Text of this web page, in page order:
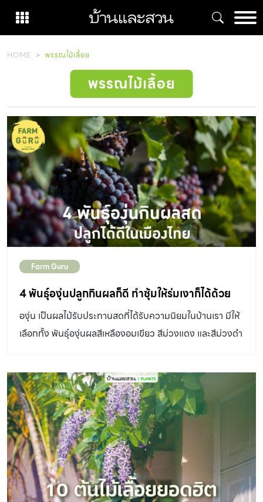
content
HOME พรรณไม้เลื้อย
พรรณไม้เลื้อย
Farm Guru
4 พันธุ์องุ่นปลูกกินผลก็ดี ทำซุ้มให้ร่มเงาก็ได้ด้วย
องุ่น เป็นผลไม้รับประทานสดที่ได้รับความนิยมในบ้านเรา มีให้
เลือกทั้ง พันธุ์องุ่นผลสีเหลืองอมเขียว สีม่วงแดง และสีม่วงดำ